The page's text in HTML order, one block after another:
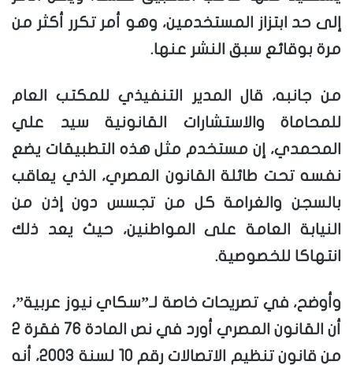
إلى حد ابتزاز المستخدمين، وهو أمر تكرر أكثر من
مرة بوقائع سبق النشر عنها.
من جانبه، قال المدير التنفيذي للمكتب العام
للمحاماة والاستشارات القانونية سيد علي
المحمدي، إن مستخدم مثل هذه التطبيقات يضع
نفسه تحت طائلة القانون المصري، الذي يعاقب
بالسجن والغرامة كل من تجسس دون إذن من
النيابة العامة على المواطنين، حيث يعد ذلك
انتهاكا للخصوصية.
وأوضح، في تصريحات خاصة لـ”سكاي نيوز عربية”،
أن القانون المصري أورد في نص المادة 76 فقرة 2
من قانون تنظيم الاتصالات رقم 10 لسنة 2003، أنه